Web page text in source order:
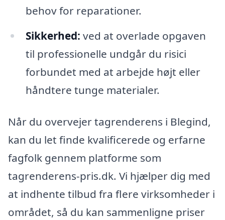
behov for reparationer.
Sikkerhed: ved at overlade opgaven
til professionelle undgår du risici
forbundet med at arbejde højt eller
håndtere tunge materialer.
Når du overvejer tagrenderens i Blegind,
kan du let finde kvalificerede og erfarne
fagfolk gennem platforme som
tagrenderens-pris.dk. Vi hjælper dig med
at indhente tilbud fra flere virksomheder i
området, så du kan sammenligne priser